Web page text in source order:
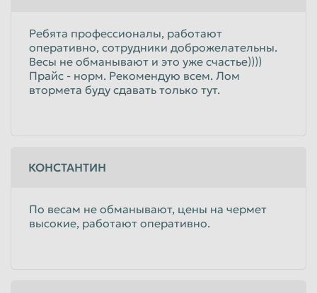
Ребята профессионалы, работают
оперативно, сотрудники доброжелательны.
Весы не обманывают и это уже счастье))))
Прайс - норм. Рекомендую всем. Лом
втормета буду сдавать только тут.
КОНСТАНТИН
По весам не обманывают, цены на чермет
высокие, работают оперативно.